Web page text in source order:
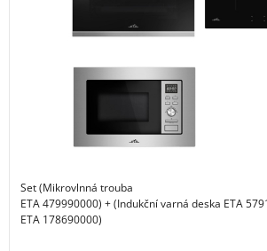
Set (Mikrovlnná trouba
ETA 479990000) + (Indukční varná deska ETA
ETA 178690000)